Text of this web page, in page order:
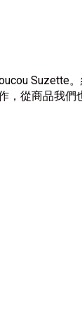
Suzette
從商品我們